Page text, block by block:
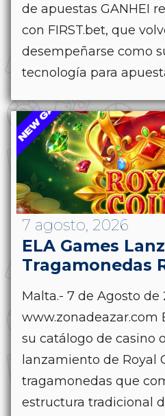
de apuestas GANHEI
con FIRST.bet, que
desempeñarse como
tecnología para
7 agosto, 2026
ELA Games
Tragamonedas
Malta.- 7 de Agosto de
www.zonadeazar.com
su catálogo de casino
lanzamiento de Royal
tragamonedas que
estructura tradicional